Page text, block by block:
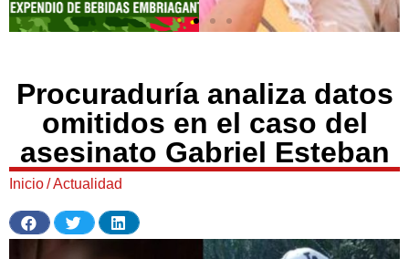
Procuraduría analiza datos
omitidos en el caso del
asesinato Gabriel Esteban
Inicio/Actualidad